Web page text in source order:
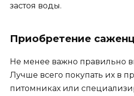
застоя воды.
Приобретение
Не менее важно правильно
Лучше всего покупать их в
питомниках или